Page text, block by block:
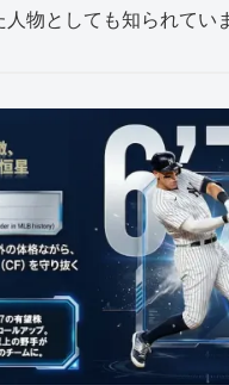
物としても知られてい